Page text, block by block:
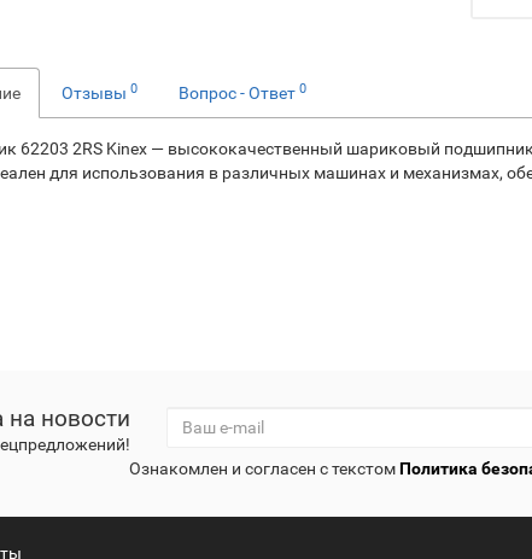
Отзывы 0 Вопрос - Ответ 0
62203 2RS Kinex — высококачественный шариковый
для использования в различных машинах и механизмах,
на новости
Ознакомлен и согласен с текстомПолитика